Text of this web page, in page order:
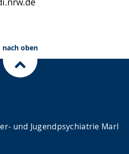
nach oben
und Jugendpsychiatrie Marl